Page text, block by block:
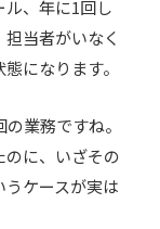
、年に1回し
当者がいなく
になります。
業務ですね。
に、いざその
ケースが実は